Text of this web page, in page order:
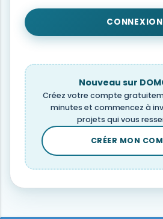
CONNEXION
Nouveau sur
Créez votre compte
minutes et commencez à
projets qui vous
CRÉER MON